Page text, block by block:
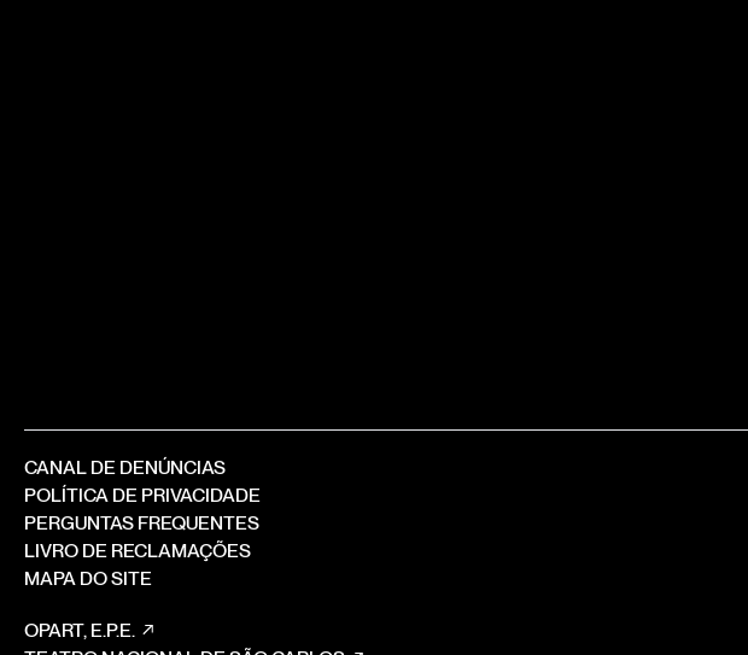
CANAL DE DENÚNCIAS
POLÍTICA DE PRIVACIDADE
PERGUNTAS FREQUENTES
LIVRO DE RECLAMAÇÕES
MAPA DO SITE
OPART, E.P.E.